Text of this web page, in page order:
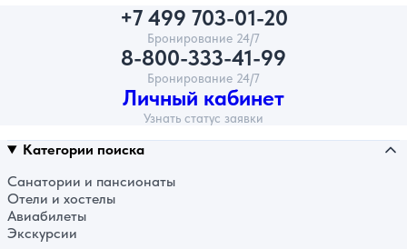
+7 499 703-01-20
Бронирование 24/7
8-800-333-41-99
Бронирование 24/7
Личный кабинет
Узнать статус заявки
Категории поиска
Санатории и пансионаты
Отели и хостелы
Авиабилеты
Экскурсии